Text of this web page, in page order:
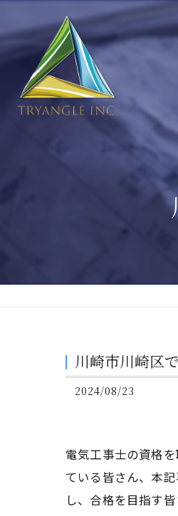
川崎市川崎区
2024/08/23
電気工事士の資格
ている皆さん、本
し、合格を目指す